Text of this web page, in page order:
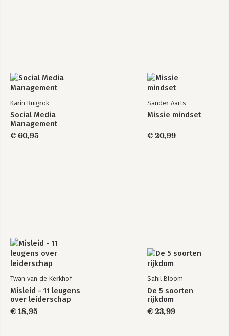
Karin Ruigrok
Social Media
Management
€ 60,95
Sander Aarts
Missie mindset
€ 20,99
Twan van de Kerkhof
Misleid - 11 leugens
over leiderschap
€ 18,95
Sahil Bloom
De 5 soorten
rijkdom
€ 23,99